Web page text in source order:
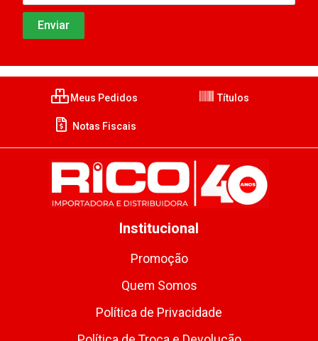
Meus Pedidos Títulos
Notas Fiscais
Institucional
Promoção
Quem Somos
Política de Privacidade